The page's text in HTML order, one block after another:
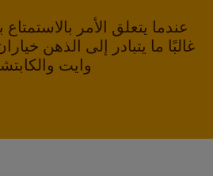
عندما يتعلق الأمر
غالبًا ما يتبادر إلى الذهن
وايت